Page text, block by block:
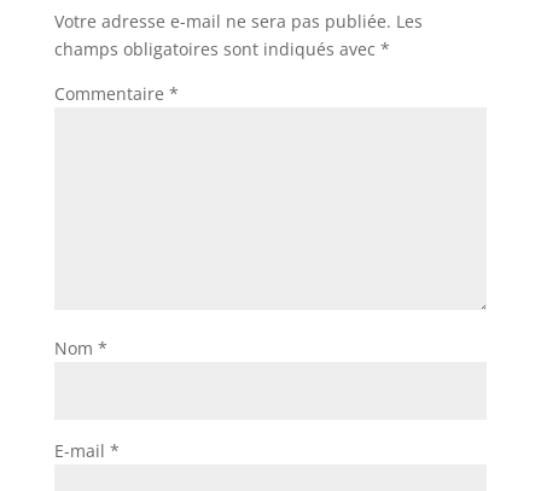
Votre adresse e-mail ne sera pas publiée. Les
champs obligatoires sont indiqués avec *
Commentaire *
Nom *
E-mail *